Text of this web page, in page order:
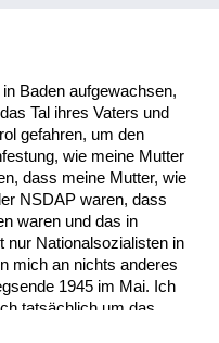
Vertreibungen“ zu
ihre Besitzungen
Baden aufgewachsen,
Tal ihres Vaters und
gefahren, um den
wie meine Mutter
dass meine Mutter, wie
NSDAP waren, dass
waren und das in
nur Nationalsozialisten in
mich an nichts anderes
1945 im Mai. Ich
tatsächlich um das